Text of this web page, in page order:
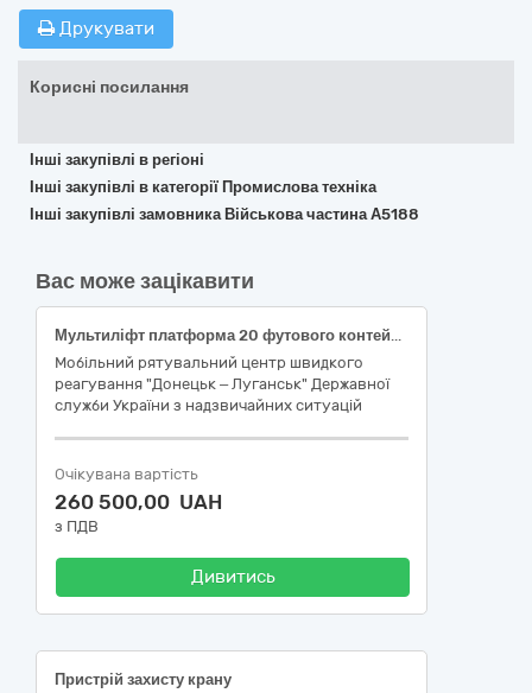
Друкувати
Корисні посилання
Інші закупівлі в регіоні
Інші закупівлі в категорії Промислова техніка
Інші закупівлі замовника Військова частина А5188
Вас може зацікавити
Мультиліфт платформа 20 футового контейнера на спеціальний транспортний засіб DAF CF85 XLRAS85MC0E851671, 2009 р.в. (контейнеровоз))
Мобільний рятувальний центр швидкого
реагування "Донецьк – Луганськ" Державної
служби України з надзвичайних ситуацій
Очікувана вартість
260 500,00 UAH
з ПДВ
Дивитись
Пристрій захисту крану